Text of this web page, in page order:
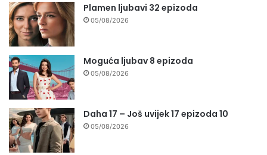
Plamen ljubavi 32 epizoda
05/08/2026
Moguća ljubav 8 epizoda
05/08/2026
Daha 17 – Još uvijek 17 epizoda 10
05/08/2026